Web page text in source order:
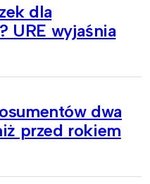
dla
URE wyjaśnia
dwa
przed rokiem